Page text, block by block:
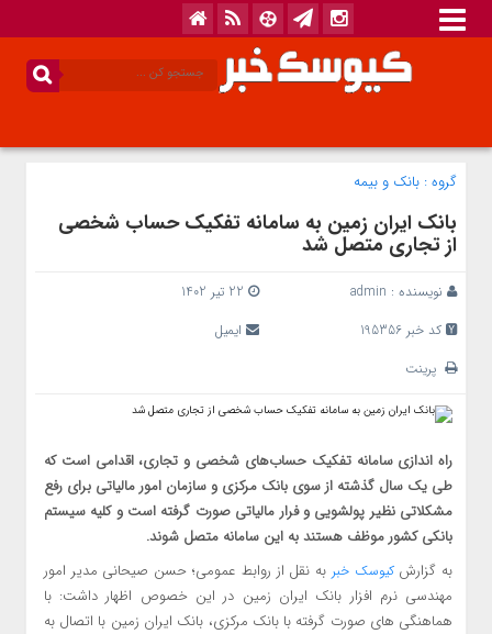
گروه : بانک‌ و بیمه
بانک ایران زمین به سامانه تفکیک حساب شخصی
از تجاری متصل شد
نویسنده : admin
کد خبر 195356
ایمیل
پرینت
راه اندازی سامانه تفکیک حساب‌های شخصی و تجاری، اقدامی است که
طی یک سال گذشته از سوی بانک مرکزی و سازمان امور مالیاتی برای رفع
مشکلاتی نظیر پولشویی و فرار مالیاتی صورت گرفته است و کلیه سیستم
بانکی کشور موظف هستند به این سامانه متصل شوند.
به گزارشکیوسک خبر به نقل از روابط عمومی؛ حسن صیحانی مدیر امور
مهندسی نرم افزار بانک ایران زمین در این خصوص اظهار داشت: با
هماهنگی های صورت گرفته با بانک مرکزی، بانک ایران زمین با اتصال به